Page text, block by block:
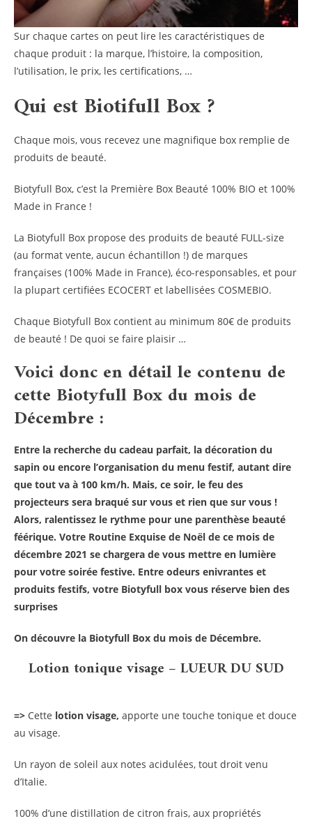
Sur chaque cartes on peut lire les caractéristiques de
chaque produit : la marque, l’histoire, la composition,
l’utilisation, le prix, les certifications, …
Qui est Biotifull Box ?
Chaque mois, vous recevez une magnifique box remplie de
produits de beauté.
Biotyfull Box, c’est la Première Box Beauté 100% BIO et 100%
Made in France !
La Biotyfull Box propose des produits de beauté FULL-size
(au format vente, aucun échantillon !) de marques
françaises (100% Made in France), éco-responsables, et pour
la plupart certifiées ECOCERT et labellisées COSMEBIO.
Chaque Biotyfull Box contient au minimum 80€ de produits
de beauté ! De quoi se faire plaisir …
Voici donc en détail le contenu de
cette Biotyfull Box du mois de
Décembre :
Entre la recherche du cadeau parfait, la décoration du
sapin ou encore l’organisation du menu festif, autant dire
que tout va à 100 km/h. Mais, ce soir, le feu des
projecteurs sera braqué sur vous et rien que sur vous !
Alors, ralentissez le rythme pour une parenthèse beauté
féérique. Votre Routine Exquise de Noël de ce mois de
décembre 2021 se chargera de vous mettre en lumière
pour votre soirée festive. Entre odeurs enivrantes et
produits festifs, votre Biotyfull box vous réserve bien des
surprises
On découvre la Biotyfull Box du mois de Décembre.
Lotion tonique visage – LUEUR DU SUD
=> Cette lotion visage, apporte une touche tonique et douce
au visage.
Un rayon de soleil aux notes acidulées, tout droit venu
d’Italie.
100% d’une distillation de citron frais, aux propriétés